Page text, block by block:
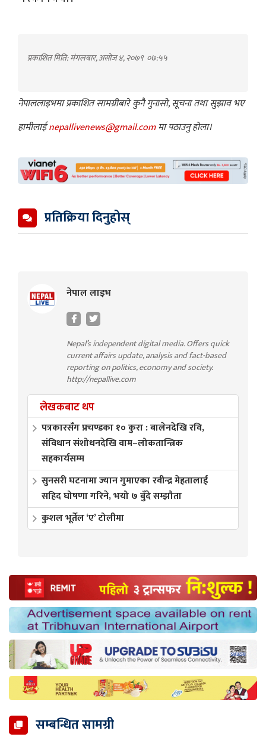
प्रकाशित मिति: मंगलबार, असोज ४, २०७९ ०७:५५
नेपाललाइभमा प्रकाशित सामग्रीबारे कुनै गुनासो, सूचना तथा सुझाव भए
हामीलाईnepallivenews@gmail.comमा पठाउनु होला।
प्रतिक्रिया दिनुहोस्
नेपाल लाइभ
Nepal’s independent digital media. Offers quick
current affairs update, analysis and fact-based
reporting on politics, economy and society.
http://nepallive.com
लेखकबाट थप
पत्रकारसँग प्रचण्डका १० कुरा : बालेनदेखि रवि,
संविधान संशोधनदेखि वाम–लोकतान्त्रिक
सहकार्यसम्म
सुनसरी घटनामा ज्यान गुमाएका रवीन्द्र मेहतालाई
सहिद घोषणा गरिने, भयो ७ बुँदे सम्झौता
कुशल भूर्तेल ‘ए’ टोलीमा
सम्बन्धित सामग्री